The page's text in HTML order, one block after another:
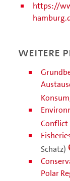
https://
Weitere
Conflict
Schatz)
Polar